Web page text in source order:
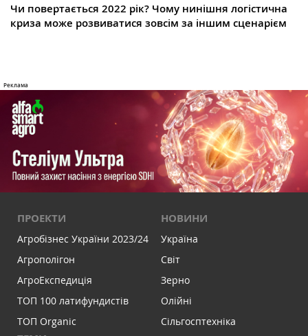
Чи повертається 2022 рік? Чому нинішня логістична
криза може розвиватися зовсім за іншим сценарієм
ПРОЕКТИ
Агробізнес України 2023/24
Агрополігон
АгроЕкспедиція
ТОП 100 латифундистів
ТОП Organic
НОВИНИ
Україна
Світ
Зерно
Олійні
Сільгосптехніка